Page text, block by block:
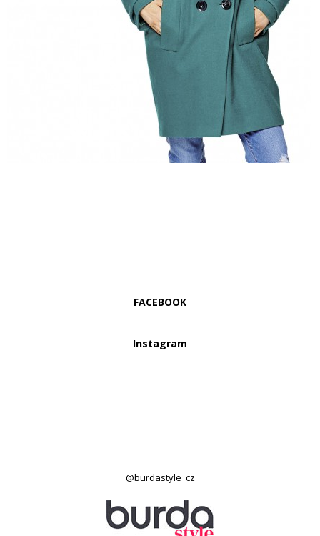
FACEBOOK
Instagram
@burdastyle_cz